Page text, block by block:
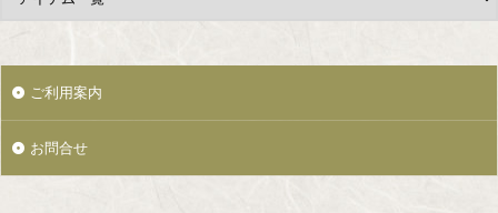
ご利用案内
お問合せ